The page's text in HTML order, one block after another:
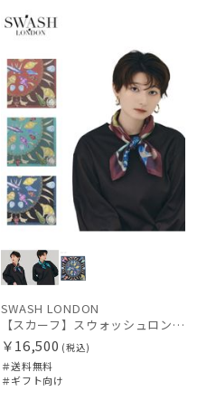
料
向け
SWASH LONDON
【スカーフ】スウォッシュロンドン (SWASH LONDON) Ornament シルクスカーフ 68cm×68cm プレゼント ギフト クリスマス
￥16,500 (税込)
＃送料無料
＃ギフト向け